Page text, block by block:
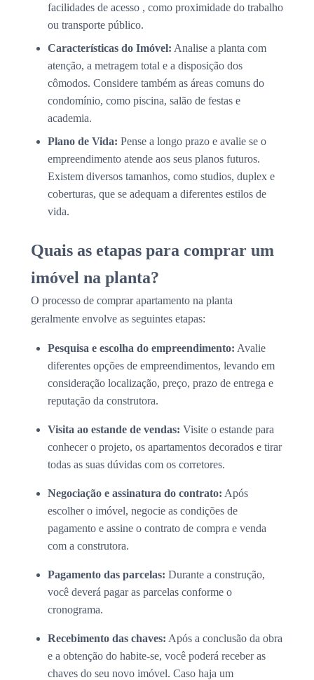
facilidades de acesso , como proximidade do trabalho
ou transporte público.
Características do Imóvel: Analise a planta com
atenção, a metragem total e a disposição dos
cômodos. Considere também as áreas comuns do
condomínio, como piscina, salão de festas e
academia.
Plano de Vida: Pense a longo prazo e avalie se o
empreendimento atende aos seus planos futuros.
Existem diversos tamanhos, como studios, duplex e
coberturas, que se adequam a diferentes estilos de
vida.
Quais as etapas para comprar um
imóvel na planta?
O processo de comprar apartamento na planta
geralmente envolve as seguintes etapas:
Pesquisa e escolha do empreendimento: Avalie
diferentes opções de empreendimentos, levando em
consideração localização, preço, prazo de entrega e
reputação da construtora.
Visita ao estande de vendas: Visite o estande para
conhecer o projeto, os apartamentos decorados e tirar
todas as suas dúvidas com os corretores.
Negociação e assinatura do contrato: Após
escolher o imóvel, negocie as condições de
pagamento e assine o contrato de compra e venda
com a construtora.
Pagamento das parcelas: Durante a construção,
você deverá pagar as parcelas conforme o
cronograma.
Recebimento das chaves: Após a conclusão da obra
e a obtenção do habite-se, você poderá receber as
chaves do seu novo imóvel. Caso haja um